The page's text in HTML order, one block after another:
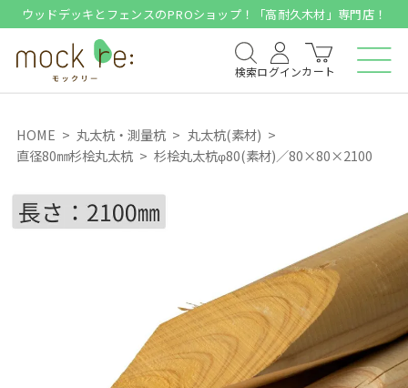
ウッドデッキとフェンスのPROショップ！「高耐久木材」専門店！
検索ログインカート
HOME 丸太杭・測量杭
丸太杭(素材)
直径80㎜杉桧丸太杭
杉桧丸太杭φ80(素材)／80×80×2100